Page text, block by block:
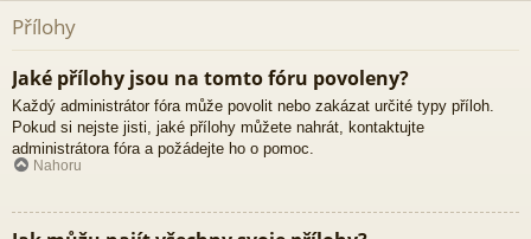
Přílohy
Jaké přílohy jsou na tomto fóru povoleny?
Každý administrátor fóra může povolit nebo zakázat určité typy příloh.
Pokud si nejste jisti, jaké přílohy můžete nahrát, kontaktujte
administrátora fóra a požádejte ho o pomoc.
Nahoru